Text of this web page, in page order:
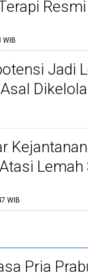
Resmi
WIB
Jadi
WIB
Pria